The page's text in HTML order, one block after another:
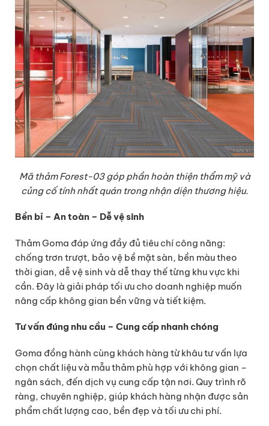
Mã thảm Forest-03 góp phần hoàn thiện thẩm mỹ và
củng cố tính nhất quán trong nhận diện thương hiệu.
Bền bỉ – An toàn – Dễ vệ sinh
Thảm Goma đáp ứng đầy đủ tiêu chí công năng:
chống trơn trượt, bảo vệ bề mặt sàn, bền màu theo
thời gian, dễ vệ sinh và dễ thay thế từng khu vực khi
cần. Đây là giải pháp tối ưu cho doanh nghiệp muốn
nâng cấp không gian bền vững và tiết kiệm.
Tư vấn đúng nhu cầu – Cung cấp nhanh chóng
Goma đồng hành cùng khách hàng từ khâu tư vấn lựa
chọn chất liệu và mẫu thảm phù hợp với không gian –
ngân sách, đến dịch vụ cung cấp tận nơi. Quy trình rõ
ràng, chuyên nghiệp, giúp khách hàng nhận được sản
phẩm chất lượng cao, bền đẹp và tối ưu chi phí.